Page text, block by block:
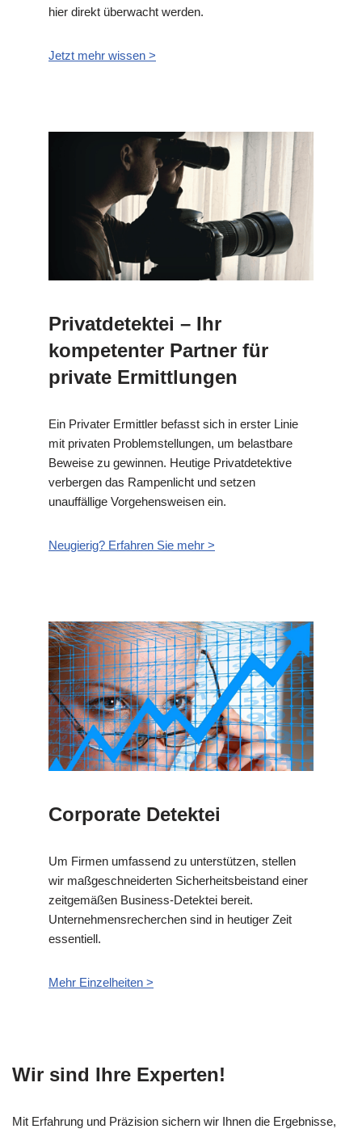
hier direkt überwacht werden.
Jetzt mehr wissen >
Privatdetektei – Ihr
kompetenter Partner für
private Ermittlungen
Ein Privater Ermittler befasst sich in erster Linie
mit privaten Problemstellungen, um belastbare
Beweise zu gewinnen. Heutige Privatdetektive
verbergen das Rampenlicht und setzen
unauffällige Vorgehensweisen ein.
Neugierig? Erfahren Sie mehr >
Corporate Detektei
Um Firmen umfassend zu unterstützen, stellen
wir maßgeschneiderten Sicherheitsbeistand einer
zeitgemäßen Business-Detektei bereit.
Unternehmensrecherchen sind in heutiger Zeit
essentiell.
Mehr Einzelheiten >
Wir sind Ihre Experten!
Mit Erfahrung und Präzision sichern wir Ihnen die Ergebnisse,